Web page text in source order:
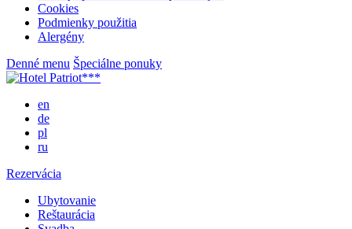
Cookies
Podmienky použitia
Alergény
Denné menu Špeciálne ponuky
en
de
pl
ru
Rezervácia
Ubytovanie
Reštaurácia